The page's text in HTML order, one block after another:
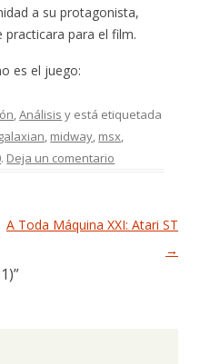
a su protagonista,
para el film.
es el juego:
,Análisis y está etiquetada
galaxian, midway, msx,
. Deja un comentario
A Toda Máquina XXI: Atari ST
→
”